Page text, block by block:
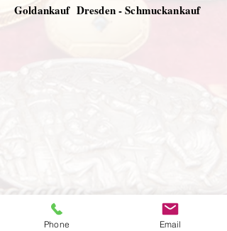
Goldankauf Dresden - Schmuckankauf
Phone Email